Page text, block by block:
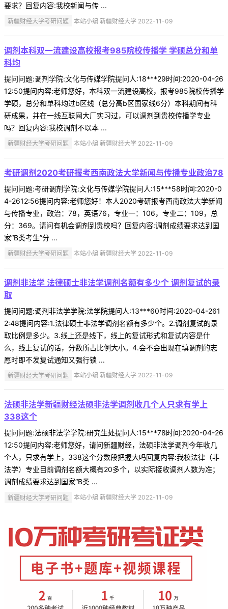
要求？回复内容:我校新闻与传 ...
新疆财经大学考研问题 本站小编 新疆财经大学 2022-11-09
调剂本科双一流建设高校报考985院校传播学 学硕总分和单
科均
提问问题:调剂学院:文化与传媒学院提问人:18***29时间:2020-04-26
12:50提问内容:老师您好，本科双一流建设高校，报考985院校传播学
学硕，总分和单科均过b区线（总分高b区国家线6分）本科期间有科
研成果，并在一线互联网大厂实习过，可以调剂到贵校传播学专业
吗？回复内容:我校调剂不以本 ...
新疆财经大学考研问题 本站小编 新疆财经大学 2022-11-09
考研调剂2020考研报考西南政法大学新闻与传播专业政治78
提问问题:考研调剂学院:文化与传媒学院提问人:15***58时间:2020-0
4-2612:56提问内容:老师您好！本人2020考研报考西南政法大学新闻
与传播专业，政治：78，英语76，专业一：106，专业二：109，总
分：369。请问有机会调剂到贵校吗？回复内容:调剂成绩要求达到国
家“B类考生”分 ...
新疆财经大学考研问题 本站小编 新疆财经大学 2022-11-09
调剂非法学 法律硕士非法学调剂名额有多少个 调剂复试的录
取
提问问题:调剂非法学学院:法学院提问人:13***60时间:2020-04-261
2:48提问内容:1.法律硕士非法学调剂名额有多少个。2.调剂复试的录
取比例是多少。3.线上还是线下，线上的复试形式和复试内容是什
么，线上复试的话，分数所占比例大小。4.会不会出现在填调剂的志
愿时即不发复试通知又强行锁 ...
新疆财经大学考研问题 本站小编 新疆财经大学 2022-11-09
法硕非法学新疆财经法硕非法学调剂收几个人只求有学上
338这个
提问问题:法硕非法学学院:研究生处提问人:15***78时间:2020-04-26
12:50提问内容:老师您好，请问新疆财经，法硕非法学调剂今年收几
个人，只求有学上，338这个分数段把握大吗回复内容:我校法律（非
法学）专业目前调剂名额大概有20多个，以实际接收调剂人数为准；
调剂成绩要求达到国家“B类 ...
新疆财经大学考研问题 本站小编 新疆财经大学 2022-11-09